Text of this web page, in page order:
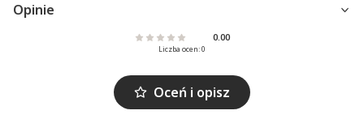
Opinie
0.00
Liczba ocen: 0
Oceń i opisz